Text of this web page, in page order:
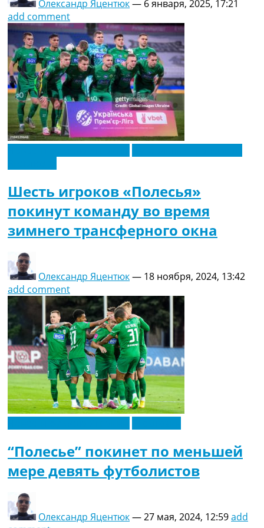
Олександр Яцентюк— 6 января, 2025, 17:21
add comment
Шесть игроков «Полесья»
покинут команду во время
зимнего трансферного окна
Олександр Яцентюк— 18 ноября, 2024, 13:42
add comment
“Полесье” покинет по меньшей
мере девять футболистов
Олександр Яцентюк—27 мая, 2024, 12:59add